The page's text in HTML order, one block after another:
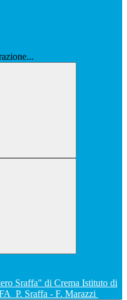
Istituto di
P. Sraffa - F. Marazzi